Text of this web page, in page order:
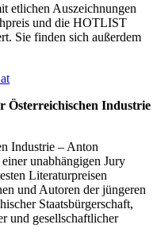
etlichen Auszeichnungen
und die HOTLIST
Sie finden sich außerdem
Österreichischen Industrie
Industrie – Anton
unabhängigen Jury
Literaturpreisen
und Autoren der jüngeren
Staatsbürgerschaft,
und gesellschaftlicher